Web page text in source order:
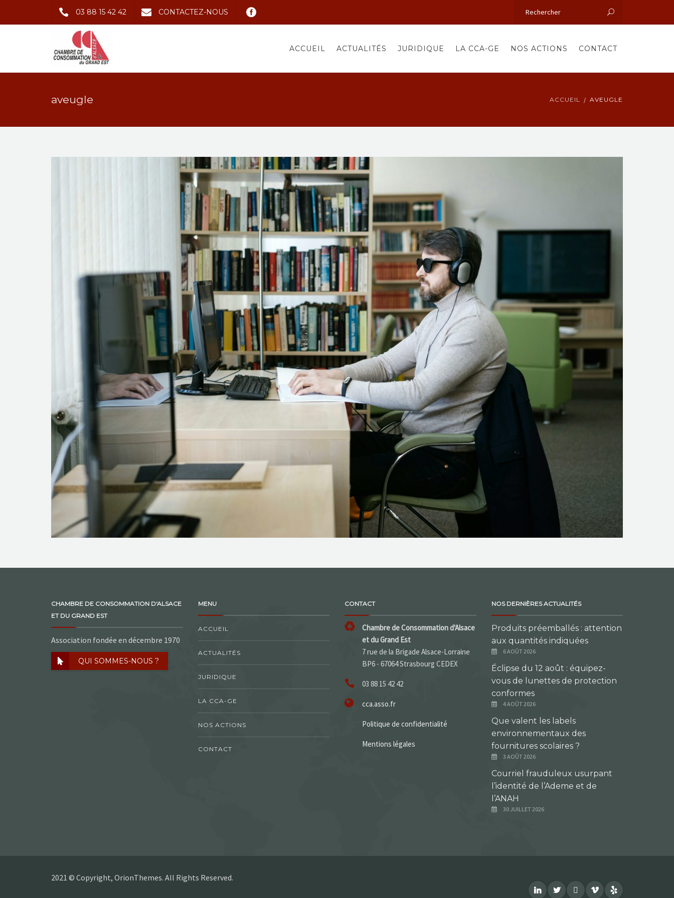
03 88 15 42 42 CONTACTEZ-NOUS
ACCUEIL ACTUALITÉS JURIDIQUE LA CCA-GE NOS ACTIONS CONTACT
aveugle ACCUEIL AVEUGLE
CHAMBRE DE CONSOMMATION D'ALSACE
ET DU GRAND EST
Association fondée en décembre 1970
QUI SOMMES-NOUS ?
MENU
ACCUEIL
ACTUALITÉS
JURIDIQUE
LA CCA-GE
NOS ACTIONS
CONTACT
CONTACT
Chambre de Consommation d'Alsace
et du Grand Est
7 rue de la Brigade Alsace-Lorraine
BP6 - 67064 Strasbourg CEDEX
03 88 15 42 42
cca.asso.fr
Politique de confidentialité
Mentions légales
NOS DERNIÈRES ACTUALITÉS
Produits préemballés : attention
aux quantités indiquées
6 AOÛT 2026
Éclipse du 12 août : équipez-
vous de lunettes de protection
conformes
4 AOÛT 2026
Que valent les labels
environnementaux des
fournitures scolaires ?
3 AOÛT 2026
Courriel frauduleux usurpant
l’identité de l’Ademe et de
l’ANAH
30 JUILLET 2026
2021 © Copyright, OrionThemes. All Rights Reserved.